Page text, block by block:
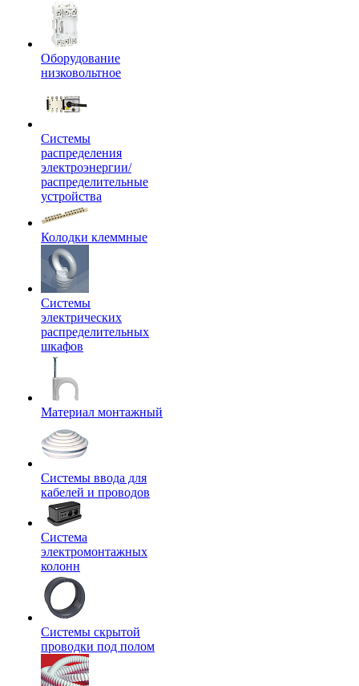
Оборудование
низковольтное
Системы
распределения
электроэнергии/
распределительные
устройства
Колодки клеммные
Системы
электрических
распределительных
шкафов
Материал монтажный
Системы ввода для
кабелей и проводов
Система
электромонтажных
колонн
Системы скрытой
проводки под полом